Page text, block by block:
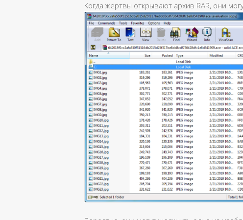
Когда жертвы открывают архив RAR, они